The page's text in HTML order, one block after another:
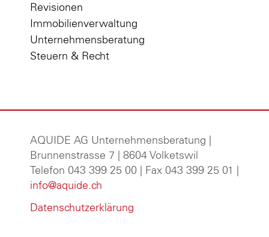
Revisionen
Immobilienverwaltung
Unternehmensberatung
Steuern & Recht
AQUIDE AG Unternehmensberatung
Brunnenstrasse 7 | 8604 Volketswil
Telefon 043 399 25 00 | Fax 043 399 25 01 |
info@aquide.ch
Datenschutzerklärung